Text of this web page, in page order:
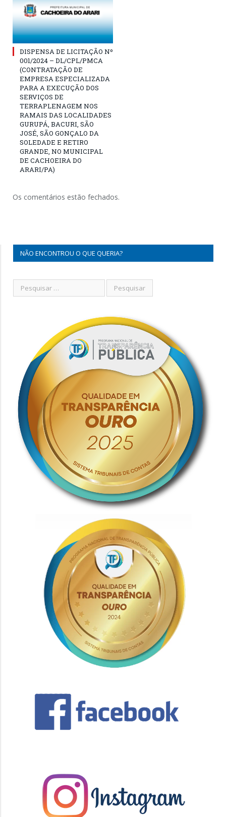
DISPENSA DE LICITAÇÃO Nº
001/2024 – DL/CPL/PMCA
(CONTRATAÇÃO DE
EMPRESA ESPECIALIZADA
PARA A EXECUÇÃO DOS
SERVIÇOS DE
TERRAPLENAGEM NOS
RAMAIS DAS LOCALIDADES
GURUPÁ, BACURI, SÃO
JOSÉ, SÃO GONÇALO DA
SOLEDADE E RETIRO
GRANDE, NO MUNICIPAL
DE CACHOEIRA DO
ARARI/PA)
Os comentários estão fechados.
NÃO ENCONTROU O QUE QUERIA?